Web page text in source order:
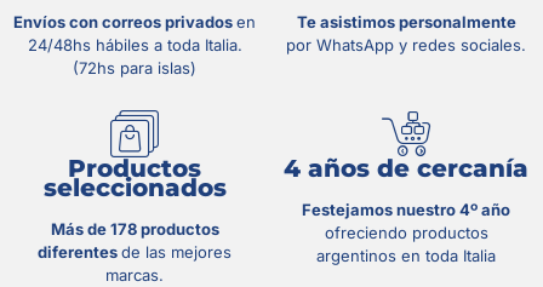
Envíos con correos privadosen
24/48hs hábiles a toda Italia.
(72hs para islas)
Te asistimos personalmente
por WhatsApp y redes sociales.
Productos
seleccionados
Más de 178 productos
diferentesde las mejores
marcas.
4 años de cercanía
Festejamos nuestro 4º año
ofreciendo productos
argentinos en toda Italia